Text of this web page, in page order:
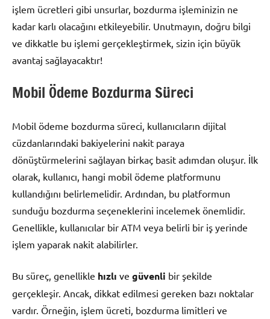
işlem ücretleri gibi unsurlar, bozdurma işleminizin ne
kadar karlı olacağını etkileyebilir. Unutmayın, doğru bilgi
ve dikkatle bu işlemi gerçekleştirmek, sizin için büyük
avantaj sağlayacaktır!
Mobil Ödeme Bozdurma Süreci
Mobil ödeme bozdurma süreci, kullanıcıların dijital
cüzdanlarındaki bakiyelerini nakit paraya
dönüştürmelerini sağlayan birkaç basit adımdan oluşur. İlk
olarak, kullanıcı, hangi mobil ödeme platformunu
kullandığını belirlemelidir. Ardından, bu platformun
sunduğu bozdurma seçeneklerini incelemek önemlidir.
Genellikle, kullanıcılar bir ATM veya belirli bir iş yerinde
işlem yaparak nakit alabilirler.
Bu süreç, genellikle hızlı ve güvenli bir şekilde
gerçekleşir. Ancak, dikkat edilmesi gereken bazı noktalar
vardır. Örneğin, işlem ücreti, bozdurma limitleri ve